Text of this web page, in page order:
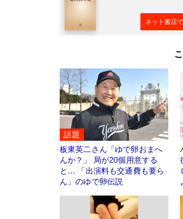
ネット書店
話題
板東英二さん「ゆで卵おまへ
んか？」 局が20個用意する
と… 「出演料も交通費も要ら
ん」のゆで卵伝説